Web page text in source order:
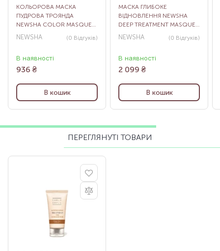
КОЛЬОРОВА МАСКА
ПУДРОВА ТРОЯНДА
NEWSHA COLOR MASQUE
DUSTY ROSE, 150 МЛ
NEWSHA (0 Відгуків)
В наявності
936 ₴
В кошик
МАСКА ГЛИБОКЕ
ВІДНОВЛЕННЯ NEWSHA
DEEP TREATMENT MASQUE
CHROME, 150 МЛ
NEWSHA (0 Відгуків)
В наявності
2 099 ₴
В кошик
ПЕРЕГЛЯНУТІ ТОВАРИ